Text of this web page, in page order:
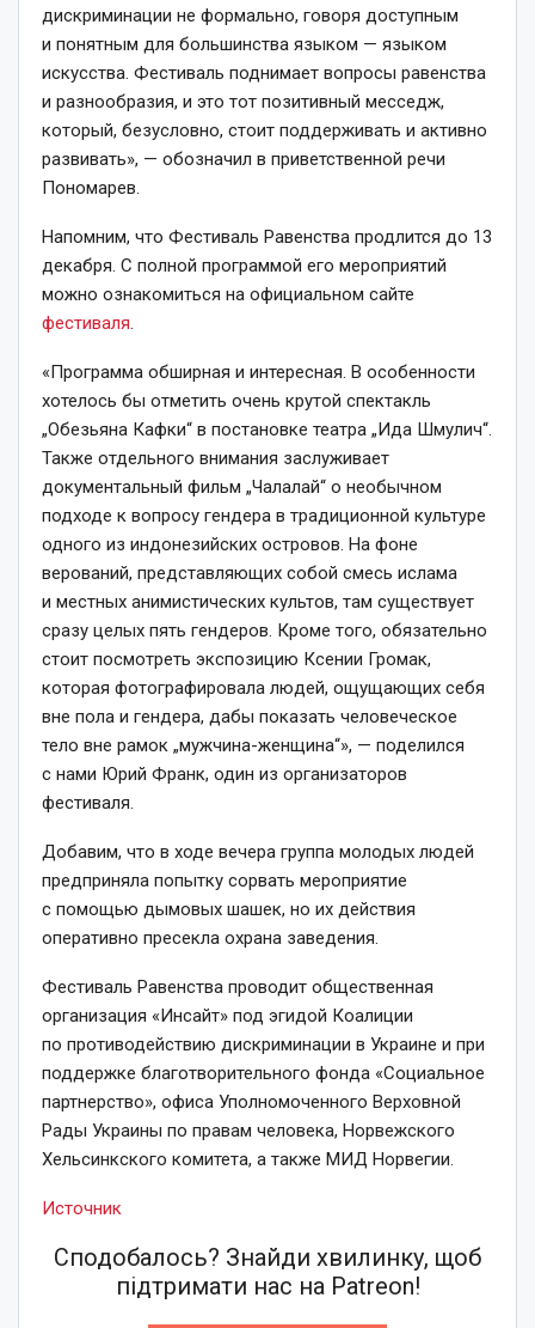
дискриминации не формально, говоря доступным
и понятным для большинства языком — языком
искусства. Фестиваль поднимает вопросы равенства
и разнообразия, и это тот позитивный месседж,
который, безусловно, стоит поддерживать и активно
развивать», — обозначил в приветственной речи
Пономарев.
Напомним, что Фестиваль Равенства продлится до 13
декабря. С полной программой его мероприятий
можно ознакомиться на официальном сайте
фестиваля.
«Программа обширная и интересная. В особенности
хотелось бы отметить очень крутой спектакль
„Обезьяна Кафки“ в постановке театра „Ида Шмулич“.
Также отдельного внимания заслуживает
документальный фильм „Чалалай“ о необычном
подходе к вопросу гендера в традиционной культуре
одного из индонезийских островов. На фоне
верований, представляющих собой смесь ислама
и местных анимистических культов, там существует
сразу целых пять гендеров. Кроме того, обязательно
стоит посмотреть экспозицию Ксении Громак,
которая фотографировала людей, ощущающих себя
вне пола и гендера, дабы показать человеческое
тело вне рамок „мужчина-женщина“», — поделился
с нами Юрий Франк, один из организаторов
фестиваля.
Добавим, что в ходе вечера группа молодых людей
предприняла попытку сорвать мероприятие
с помощью дымовых шашек, но их действия
оперативно пресекла охрана заведения.
Фестиваль Равенства проводит общественная
организация «Инсайт» под эгидой Коалиции
по противодействию дискриминации в Украине и при
поддержке благотворительного фонда «Социальное
партнерство», офиса Уполномоченного Верховной
Рады Украины по правам человека, Норвежского
Хельсинкского комитета, а также МИД Норвегии.
Источник
Сподобалось? Знайди хвилинку, щоб
підтримати нас на Patreon!